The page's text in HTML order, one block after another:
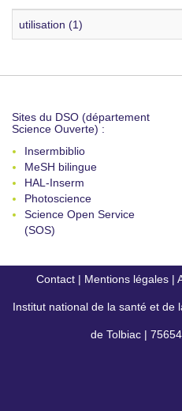
utilisation (1)
Sites du DSO (département
Science Ouverte) :
Insermbiblio
MeSH bilingue
HAL-Inserm
Photoscience
Science Open Service
(SOS)
Contact | Mentions légales |
Institut national de la santé et de
de Tolbiac |